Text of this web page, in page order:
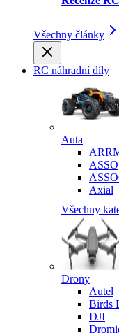
Všechny články
RC náhradní díly
Auta
ASSO
Axial
Všechny
Drony
Autel
Birds
DJI